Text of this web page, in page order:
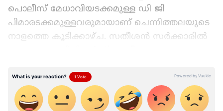
പൊലീസ് മേധാവിയടക്കമുള്ള ഡി ജി
പിമാരടക്കമുള്ളവരുമായാണ് ചെന്നിത്തലയുടെ
നാളത്തെ കൂടിക്കാഴ്ച. സതീശൻ സർക്കാരിൽ
ധാരണയായിട്ടുണ്ട്. രമേശ് ചെന്നിത്തലയെ
അനുനയിപ്പിക്കാൻ സതീശൻ നടത്തിയ നീക്കം
ഫലം കാണുകയായിരുന്നു. കെ സി വേണു​